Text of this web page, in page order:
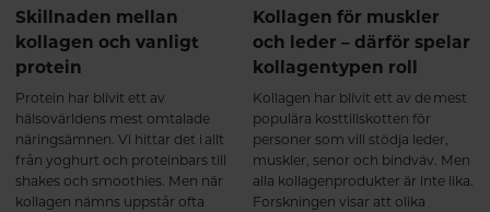
månader visar forskning att
kollagen kan bidra till en fortsatt
positiv utveckling av broskets
och bindvävens kvalitet samt ge
ett långsiktigt stöd för
ledfunktionen⁶. Många upplever
då att kroppen känns: ✔ mer
rörlig ✔ stabilare i lederna ✔
bättre rustad för både träning
och vardagens belastning Det
Skillnaden mellan
kollagen och vanligt
protein
Protein har blivit ett av
hälsovärldens mest omtalade
näringsämnen. Vi hittar det i allt
från yoghurt och proteinbars till
shakes och smoothies. Men när
kollagen nämns uppstår ofta
Kollagen för muskler
och leder – därför spelar
kollagentypen roll
Kollagen har blivit ett av de mest
populära kosttillskotten för
personer som vill stödja leder,
muskler, senor och bindväv. Men
alla kollagenprodukter är inte lika.
Forskningen visar att olika